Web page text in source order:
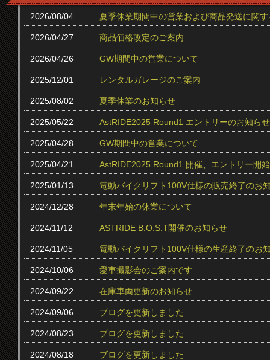
2026/08/04 夏季休業期間中の営業および商品発送に関
2026/04/27 商品価格改定のご案内
2026/04/26 GW期間中の営業について
2025/12/01 レンタルガレージのご案内
2025/08/02 夏季休業のお知らせ
2025/05/22 AstRIDE2025 Round1 エントリーのお知らせ
2025/04/28 GW期間中の営業について
2025/04/21 AstRIDE2025 Round1 開催、エントリー開
2025/01/13 電動バイクリフト100V仕様の販売終了のお
2024/12/28 年末年始の休業について
2024/11/12 ASTRIDE B.O.S.T開催のお知らせ
2024/11/05 電動バイクリフト100V仕様の生産終了のお
2024/10/06 愛車撮影会のご案内です
2024/09/22 在庫車両更新のお知らせ
2024/09/06 ブログを更新しました
2024/08/23 ブログを更新しました
2024/08/18 ブログを更新しました